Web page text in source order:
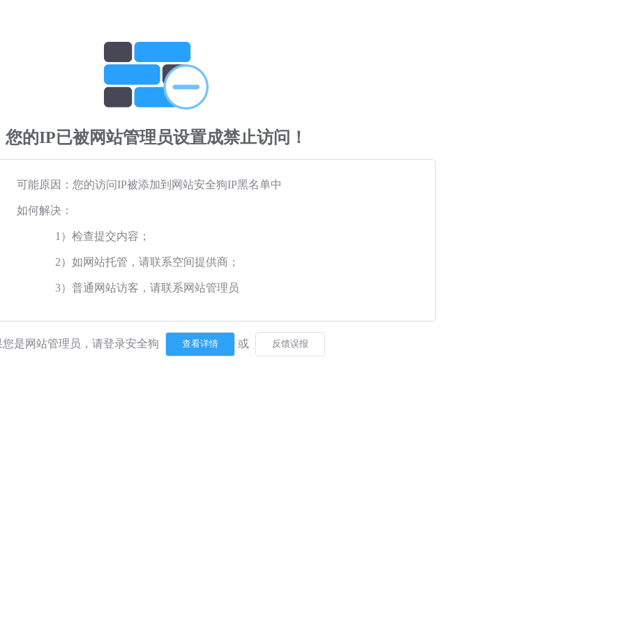
您的IP已被网站管理员设置成禁止访问！
可能原因：您的访问IP被添加到网站安全狗IP黑名单中
如何解决：
1）检查提交内容；
2）如网站托管，请联系空间提供商；
3）普通网站访客，请联系网站管理员
您是网站管理员，请登录安全狗 或